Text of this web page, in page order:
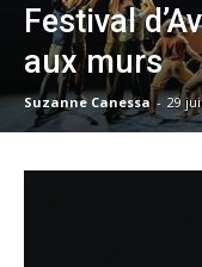
Festival
aux murs
Suzanne Canessa - 29